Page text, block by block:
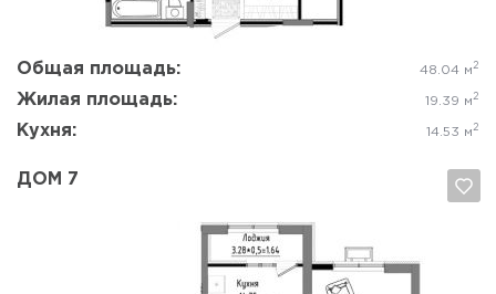
Общая площадь: 48.04 м 2
Жилая площадь: 19.39 м 2
Кухня: 14.53 м 2
ДОМ 7